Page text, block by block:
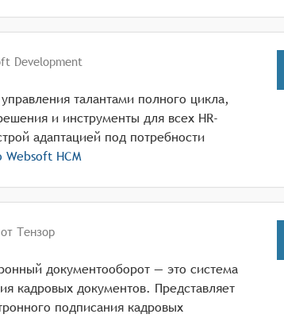
Development
талантами полного цикла,
и инструменты для всех HR-
адаптацией под потребности
Websoft HCM
Тензор
документооборот — это система
кадровых документов. Представляет
подписания кадровых